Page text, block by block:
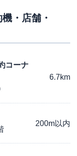
・店舗・
コーナ
6.7km
200m以内